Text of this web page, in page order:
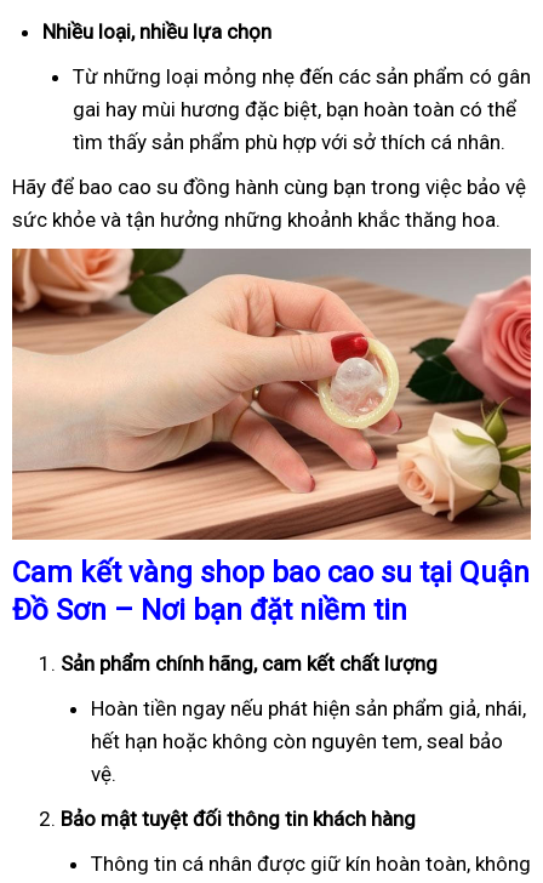
Nhiều loại, nhiều lựa chọn
Từ những loại mỏng nhẹ đến các sản phẩm có gân
gai hay mùi hương đặc biệt, bạn hoàn toàn có thể
tìm thấy sản phẩm phù hợp với sở thích cá nhân.
Hãy để bao cao su đồng hành cùng bạn trong việc bảo vệ
sức khỏe và tận hưởng những khoảnh khắc thăng hoa.
Cam kết vàng shop bao cao su tại Quận
Đồ Sơn – Nơi bạn đặt niềm tin
Sản phẩm chính hãng, cam kết chất lượng
Hoàn tiền ngay nếu phát hiện sản phẩm giả, nhái,
hết hạn hoặc không còn nguyên tem, seal bảo
vệ.
Bảo mật tuyệt đối thông tin khách hàng
Thông tin cá nhân được giữ kín hoàn toàn, không